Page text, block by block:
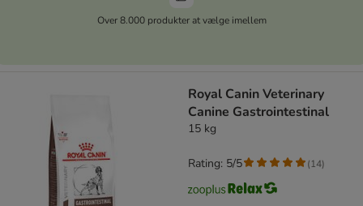
Over 8.000 produkter at vælge imellem
Royal Canin Veterinary
Canine Gastrointestinal
15 kg
Rating: 5/5 (14)